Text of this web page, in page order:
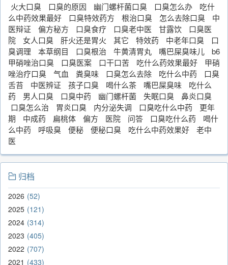
火大口臭 口臭的原因 幽门螺杆菌口臭 口臭怎么办
吃什
么中药效果最好
口臭特效药方 根治口臭 怎么去除口臭
中
医辩证
偏方秘方 口臭食疗 口臭老中医 甘露饮
口臭医
院
女人口臭 肝火还是胃火 其它 特效药 中老年口臭
口
臭调理
本草纲目 口臭根治 牛黄清胃丸 嘴巴屎臭味儿
b6
甲硝唑治口臭
口臭医案 口干口苦 吃什么药效果最好
甲硝
唑治疗口臭
气血 粪臭味 口臭怎么去除 吃什么中药
口臭
舌苔
中医辨证 孩子口臭 喝什么茶 嘴巴屎臭味
吃什么
药
男人口臭 口臭中药 幽门螺杆菌 失眠口臭
鼻炎口臭
口臭怎么治
胃炎口臭 内分泌失调 口臭吃什么中药
更年
期
中成药 扁桃体 偏方 医院 问答 口臭吃什么药
喝什
么中药
呼吸臭 便秘 便秘口臭 吃什么中药效果好
老中
医
归档
2026 52
2025 121
2024 314
2023 405
2022 707
2021
433